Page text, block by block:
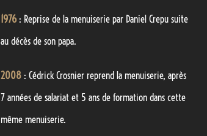
1976 : Reprise de la menuiserie par Daniel Crepu suite
au décès de son papa.
2008 : Cédrick Crosnier reprend la menuiserie, après
7 années de salariat et 5 ans de formation dans cette
même menuiserie.